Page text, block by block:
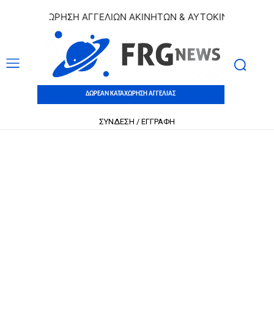
ΑΓΓΕΛΙΩΝ ΑΚΙΝΗΤΩΝ & ΑΥΤΟΚΙΝΗΤΩΝ |
ΔΩΡΕΑΝ ΚΑΤΑΧΩΡΗΣΗ ΑΓΓΕΛΙΑΣ
ΣΥΝΔΕΣΗ / ΕΓΓΡΑΦΗ